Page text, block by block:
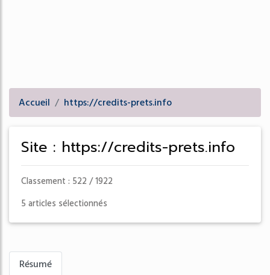
Accueil https://credits-prets.info
Site : https://credits-prets.info
Classement : 522 / 1922
5 articles sélectionnés
Résumé